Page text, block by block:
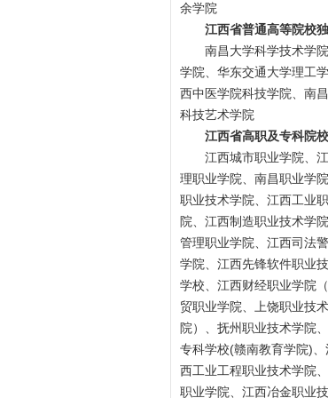
余学院
江西省普通高等院校
南昌大学科学技术学
学院、华东交通大学理工
西中医学院科技学院、南
科技艺术学院
江西省高职及专科院校
江西城市职业学院、
理职业学院、南昌职业学
职业技术学院、江西工业
院、江西制造职业技术学
管理职业学院、江西司法
学院、江西先锋软件职业
学校、江西财经职业学院
贸职业学院、上饶职业技
院）、抚州职业技术学院
专科学校(赣南教育学院)
西工业工程职业技术学院
职业学院、江西冶金职业